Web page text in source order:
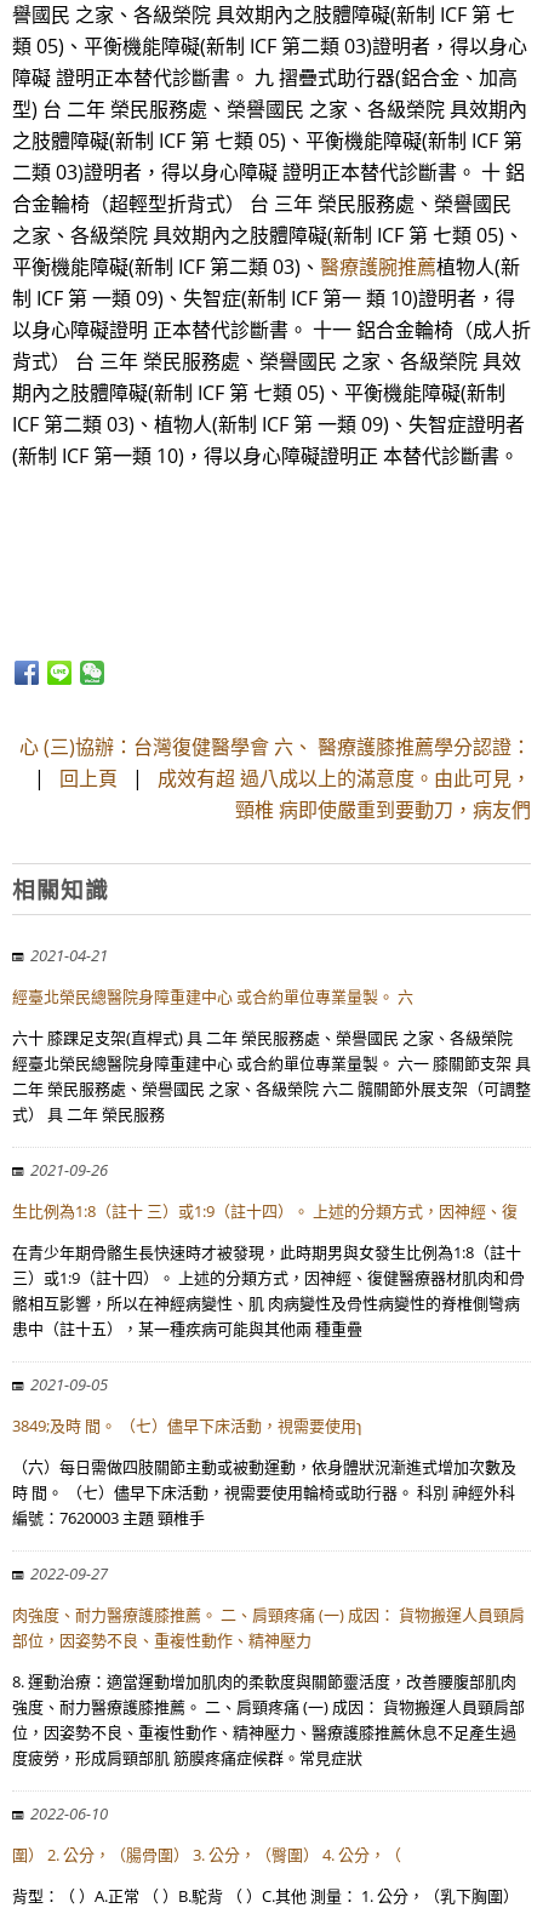
譽國民 之家、各級榮院 具效期內之肢體障礙(新制 ICF 第 七
類 05)、平衡機能障礙(新制 ICF 第二類 03)證明者，得以身心
障礙 證明正本替代診斷書。 九 摺疊式助行器(鋁合金、加高
型) 台 二年 榮民服務處、榮譽國民 之家、各級榮院 具效期內
之肢體障礙(新制 ICF 第 七類 05)、平衡機能障礙(新制 ICF 第
二類 03)證明者，得以身心障礙 證明正本替代診斷書。 十 鋁
合金輪椅（超輕型折背式） 台 三年 榮民服務處、榮譽國民
之家、各級榮院 具效期內之肢體障礙(新制 ICF 第 七類 05)、
平衡機能障礙(新制 ICF 第二類 03)、 醫療護腕推薦植物人(新
制 ICF 第 一類 09)、失智症(新制 ICF 第一 類 10)證明者，得
以身心障礙證明 正本替代診斷書。 十一 鋁合金輪椅（成人折
背式） 台 三年 榮民服務處、榮譽國民 之家、各級榮院 具效
期內之肢體障礙(新制 ICF 第 七類 05)、平衡機能障礙(新制
ICF 第二類 03)、植物人(新制 ICF 第 一類 09)、失智症證明者
(新制 ICF 第一類 10)，得以身心障礙證明正 本替代診斷書。
心 (三)協辦：台灣復健醫學會 六、 醫療護膝推薦學分認證：
| 回上頁 | 成效有超 過八成以上的滿意度。由此可見，
頸椎 病即使嚴重到要動刀，病友們
相關知識
2021-04-21
經臺北榮民總醫院身障重建中心 或合約單位專業量製。 六
六十 膝踝足支架(直桿式) 具 二年 榮民服務處、榮譽國民 之家、各級榮院
經臺北榮民總醫院身障重建中心 或合約單位專業量製。 六一 膝關節支架 具
二年 榮民服務處、榮譽國民 之家、各級榮院 六二 髖關節外展支架（可調整
式） 具 二年 榮民服務
2021-09-26
生比例為1:8（註十 三）或1:9（註十四）。 上述的分類方式，因神經、復
在青少年期骨骼生長快速時才被發現，此時期男與女發生比例為1:8（註十
三）或1:9（註十四）。 上述的分類方式，因神經、復健醫療器材肌肉和骨
骼相互影響，所以在神經病變性、肌 肉病變性及骨性病變性的脊椎側彎病
患中（註十五），某一種疾病可能與其他兩 種重疊
2021-09-05
3849;及時 間。 （七）儘早下床活動，視需要使用ɿ
（六）每日需做四肢關節主動或被動運動，依身體狀況漸進式增加次數及
時 間。 （七）儘早下床活動，視需要使用輪椅或助行器。 科別 神經外科
編號：7620003 主題 頸椎手
2022-09-27
肉強度、耐力醫療護膝推薦。 二、肩頸疼痛 (一) 成因： 貨物搬運人員頸肩
部位，因姿勢不良、重複性動作、精神壓力
8. 運動治療：適當運動增加肌肉的柔軟度與關節靈活度，改善腰腹部肌肉
強度、耐力醫療護膝推薦。 二、肩頸疼痛 (一) 成因： 貨物搬運人員頸肩部
位，因姿勢不良、重複性動作、精神壓力、醫療護膝推薦休息不足產生過
度疲勞，形成肩頸部肌 筋膜疼痛症候群。常見症狀
2022-06-10
圍） 2. 公分，（腸骨圍） 3. 公分，（臀圍） 4. 公分，（
背型：（ ）A.正常 （ ）B.駝背 （ ）C.其他 測量： 1. 公分，（乳下胸圍）